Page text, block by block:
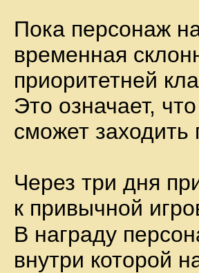
Пока персонаж
временная
приоритетней
Это означает,
сможет заходить
Через три дня
к привычной
В награду
внутри которой